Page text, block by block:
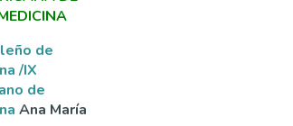
de
/IX
de
Ana María